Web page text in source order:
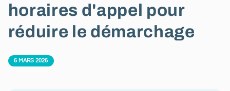
horaires d'appel pour
réduire le démarchage
6 MARS 2026